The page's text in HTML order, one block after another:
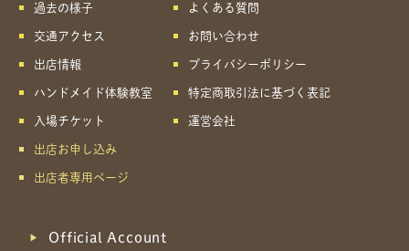
共有方法を選択
過去の様子
交通アクセス
出店情報
ハンドメイド体験教室
入場チケット
出店お申し込み
出店者専用ページ
よくある質問
お問い合わせ
プライバシーポリシー
特定商取引法に基づく表記
運営会社
Official Account